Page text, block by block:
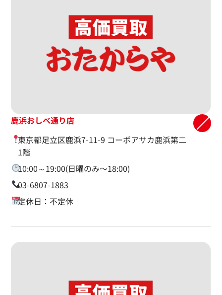
鹿浜おしべ通り店
東京都足立区鹿浜7-11-9 コーポアサカ鹿浜第二
1階
10:00～19:00(日曜のみ〜18:00)
03-6807-1883
定休日：不定休